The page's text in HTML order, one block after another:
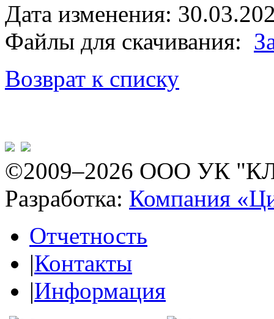
Дата изменения:
Файлы для скачивания:
Возврат к списку
©2009–2026 ООО УК
Разработка: Компания
Отчетность
|Контакты
|Информация